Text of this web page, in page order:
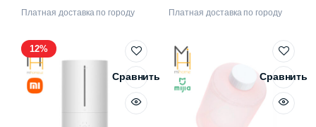
Платная доставка по городу Платная доставка по городу
12%
Сравнить Сравнить